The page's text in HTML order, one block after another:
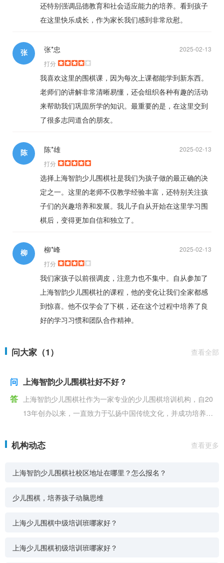
还特别强调品德教育和社会适应能力的培养。看到孩子
在这里快乐成长，作为家长我们感到非常欣慰。
张 2025-02-13
张*忠
打分
我喜欢这里的围棋课，因为每次上课都能学到新东西。
老师们的讲解非常清晰易懂，还会组织各种有趣的活动
来帮助我们巩固所学的知识。最重要的是，在这里交到
了很多志同道合的朋友。
陈 2025-02-13
陈*雄
打分
选择上海智韵少儿围棋社是我们为孩子做的最正确的决
定之一。这里的老师不仅教学经验丰富，还特别关注孩
子们的兴趣培养和发展。我儿子自从开始在这里学习围
棋后，变得更加自信和独立了。
柳 2025-02-13
柳*峰
打分
我们家孩子以前很调皮，注意力也不集中。自从参加了
上海智韵少儿围棋社的课程，他的变化让我们全家都感
到惊喜。他不仅学会了下棋，还在这个过程中培养了良
好的学习习惯和团队合作精神。
问大家（1） 查看全部
问 上海智韵少儿围棋社好不好？
答 上海智韵少儿围棋社作为一家专业的少儿围棋培训机构，自20
13年创办以来，一直致力于弘扬中国传统文化，并成功培养了
机构动态 查看更多
上海智韵少儿围棋社校区地址在哪里？怎么报名？
少儿围棋，培养孩子动脑思维
上海少儿围棋中级培训班哪家好？
上海少儿围棋初级培训班哪家好？